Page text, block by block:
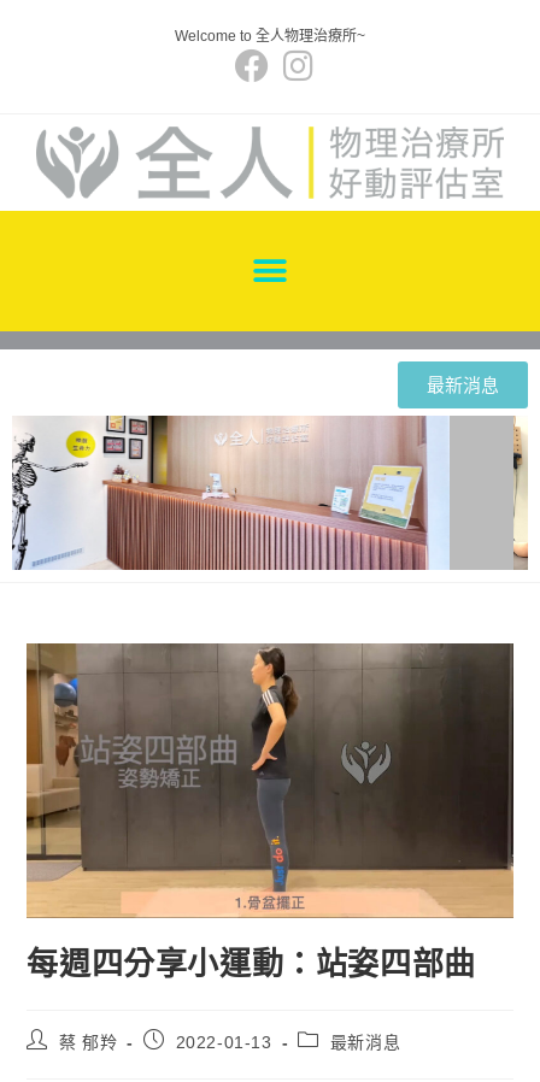
Welcome to 全人物理治療所~
最新消息
每週四分享小運動：站姿四部曲
蔡 郁羚 2022-01-13 最新消息